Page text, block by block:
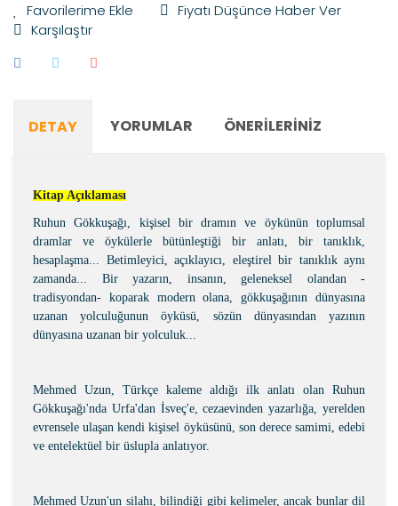
Fiyatı Düşünce Haber Ver
Karşılaştır
DETAY YORUMLAR ÖNERILERINIZ
Kitap Açıklaması
Ruhun Gökkuşağı, kişisel bir dramın ve öykünün toplumsal
dramlar ve öykülerle bütünleştiği bir anlatı, bir tanıklık,
hesaplaşma... Betimleyici, açıklayıcı, eleştirel bir tanıklık aynı
zamanda... Bir yazarın, insanın, geleneksel olandan -
tradisyondan- koparak modern olana, gökkuşağının dünyasına
uzanan yolculuğunun öyküsü, sözün dünyasından yazının
dünyasına uzanan bir yolculuk...
Mehmed Uzun, Türkçe kaleme aldığı ilk anlatı olan Ruhun
Gökkuşağı'nda Urfa'dan İsveç'e, cezaevinden yazarlığa, yerelden
evrensele ulaşan kendi kişisel öyküsünü, son derece samimi, edebi
ve entelektüel bir üslupla anlatıyor.
Mehmed Uzun'un silahı, bilindiği gibi kelimeler, ancak bunlar dil